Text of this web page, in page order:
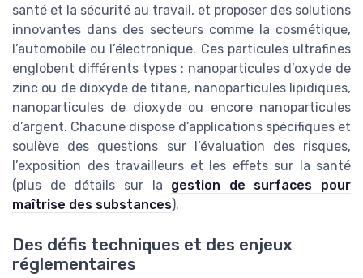
santé et la sécurité au travail, et proposer des solutions
innovantes dans des secteurs comme la cosmétique,
l’automobile ou l’électronique. Ces particules ultrafines
englobent différents types : nanoparticules d’oxyde de
zinc ou de dioxyde de titane, nanoparticules lipidiques,
nanoparticules de dioxyde ou encore nanoparticules
d’argent. Chacune dispose d’applications spécifiques et
soulève des questions sur l’évaluation des risques,
l’exposition des travailleurs et les effets sur la santé
(plus de détails sur la gestion de surfaces pour
maîtrise des substances).
Des défis techniques et des enjeux
réglementaires